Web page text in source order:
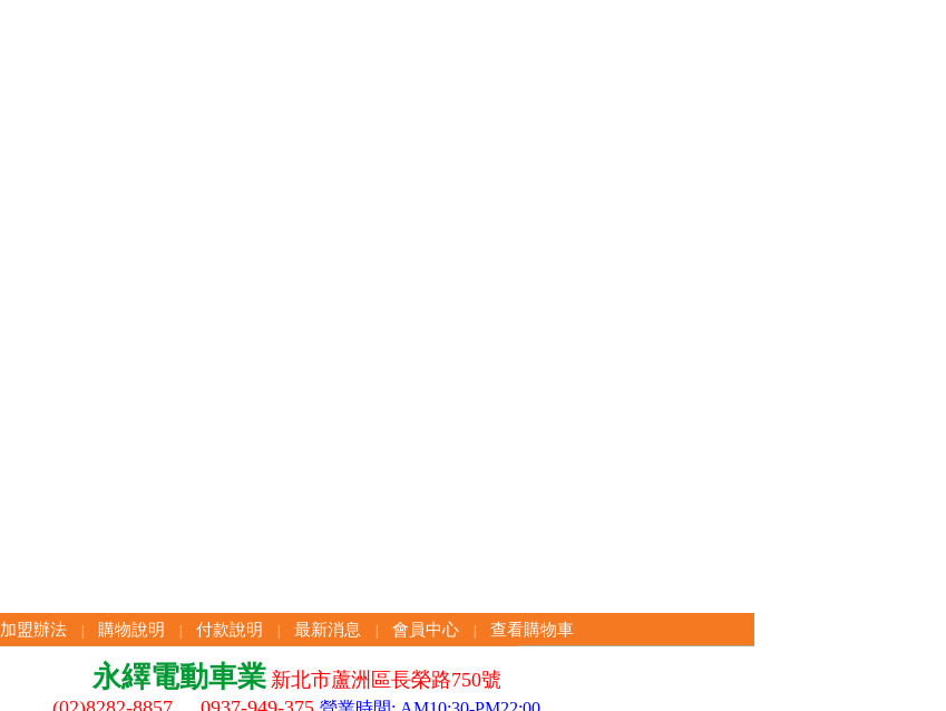
加盟辦法 | 購物說明 | 付款說明 | 最新消息 | 會員中心 | 查看購物車
永繹電動車業 新北市蘆洲區長榮路750號